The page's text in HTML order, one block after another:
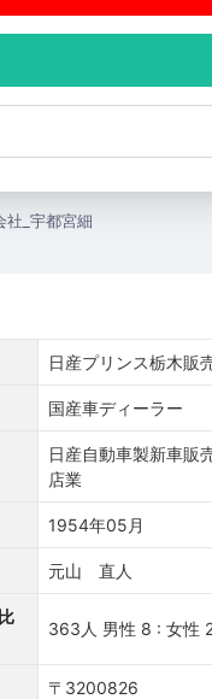
日産プリンス栃木販
国産車ディーラー
日産自動車製新車販
店業
1954年05月
元山 直人
363人 男性 8 : 女性
〒3200826